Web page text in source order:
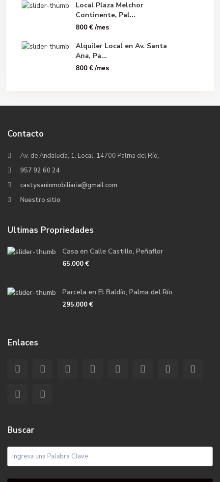
Local Plaza Melchor
Continente, Pal...
800 €/mes
Alquiler Local en Av. Santa
Ana, Pa...
800 €/mes
Contacto
Av. de Andalucía, 1, Local, 14700 Palma del Río,
957 92 60 24
castysaninmobiliaria@gmail.com
Nuestro sitio
Ultimas Propriedades
Casa en Calle Castillo, Peñaflor
65.000 €
Parcela en El Baldío, Palma del Río
295.000 €
Enlaces
Buscar